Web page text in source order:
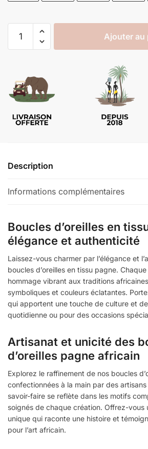
Ajouter au
Description
Informations complémentaires
Boucles d’oreilles en
élégance et authenticité
Laissez-vous charmer par l’élégance et
boucles d’oreilles en tissu pagne.
hommage vibrant aux traditions
symboliques et couleurs éclatantes.
qui apportent une touche de culture et
quotidienne ou pour des occasions
Artisanat et unicité des
d’oreilles pagne africain
Explorez le raffinement de nos boucles
confectionnées à la main par des
savoir-faire se reflète dans les motifs
soignés de chaque création. Offrez-vous
unique qui raconte une histoire et
pour l’art africain.